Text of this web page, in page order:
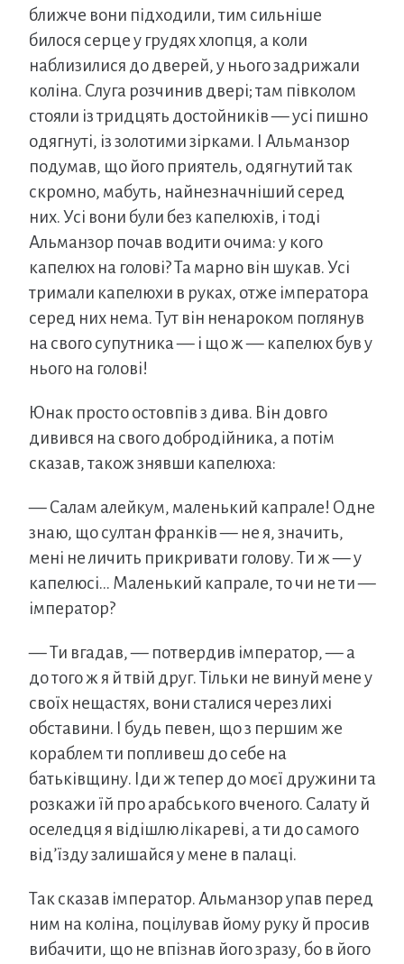
ближче вони підходили, тим сильніше
билося серце у грудях хлопця, а коли
наблизилися до дверей, у нього задрижали
коліна. Слуга розчинив двері; там півколом
стояли із тридцять достойників — усі пишно
одягнуті, із золотими зірками. І Альманзор
подумав, що його приятель, одягнутий так
скромно, мабуть, найнезначніший серед
них. Усі вони були без капелюхів, і тоді
Альманзор почав водити очима: у кого
капелюх на голові? Та марно він шукав. Усі
тримали капелюхи в руках, отже імператора
серед них нема. Тут він ненароком поглянув
на свого супутника — і що ж — капелюх був у
нього на голові!
Юнак просто остовпів з дива. Він довго
дивився на свого добродійника, а потім
сказав, також знявши капелюха:
— Салам алейкум, маленький капрале! Одне
знаю, що султан франків — не я, значить,
мені не личить прикривати голову. Ти ж — у
капелюсі… Маленький капрале, то чи не ти —
імператор?
— Ти вгадав, — потвердив імператор, — а
до того ж я й твій друг. Тільки не винуй мене у
своїх нещастях, вони сталися через лихі
обставини. І будь певен, що з першим же
кораблем ти попливеш до себе на
батьківщину. Іди ж тепер до моєї дружини та
розкажи їй про арабського вченого. Салату й
оселедця я відішлю лікареві, а ти до самого
від’їзду залишайся у мене в палаці.
Так сказав імператор. Альманзор упав перед
ним на коліна, поцілував йому руку й просив
вибачити, що не впізнав його зразу, бо в його